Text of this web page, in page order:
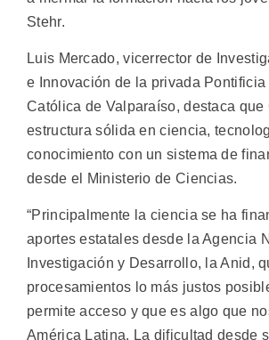
Stehr.
Luis Mercado, vicerrector de
e Innovación de la privada Pontificia
Católica de Valparaíso, destaca que
estructura sólida en ciencia,
conocimiento con un sistema de
desde el Ministerio de Ciencias.
“Principalmente la ciencia se ha
aportes estatales desde la Agencia
Investigación y Desarrollo, la Anid,
procesamientos lo más justos
permite acceso y que es algo que
América Latina. La dificultad desde